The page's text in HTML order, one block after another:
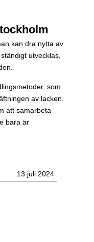
kan dra nytta av
utvecklas,
som
av lacken.
att samarbeta
bara är
13 juli 2024